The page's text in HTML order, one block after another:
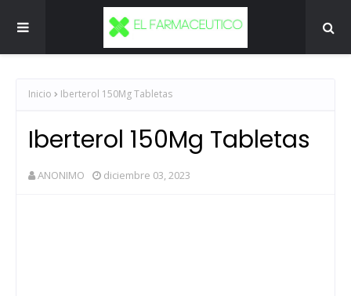
Inicio Iberterol 150Mg Tabletas
Iberterol 150Mg Tabletas
ANONIMO diciembre 03, 2023